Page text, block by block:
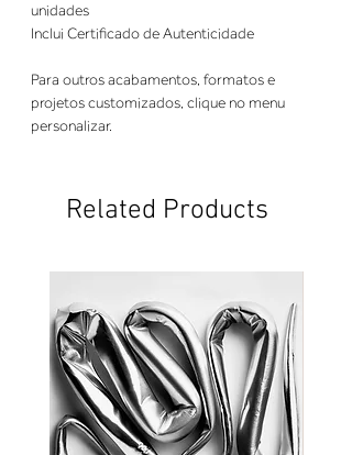
unidades
Inclui Certificado de Autenticidade
Para outros acabamentos, formatos e
projetos customizados, clique no menu
personalizar.
Related Products